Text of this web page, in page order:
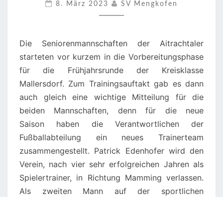
IN
SAISON
8. März 2023 SV Mengkofen
Die Seniorenmannschaften der Aitrachtaler
starteten vor kurzem in die Vorbereitungsphase
für die Frühjahrsrunde der Kreisklasse
Mallersdorf. Zum Trainingsauftakt gab es dann
auch gleich eine wichtige Mitteilung für die
beiden Mannschaften, denn für die neue
Saison haben die Verantwortlichen der
Fußballabteilung ein neues Trainerteam
zusammengestellt. Patrick Edenhofer wird den
Verein, nach vier sehr erfolgreichen Jahren als
Spielertrainer, in Richtung Mamming verlassen.
Als zweiten Mann auf der sportlichen